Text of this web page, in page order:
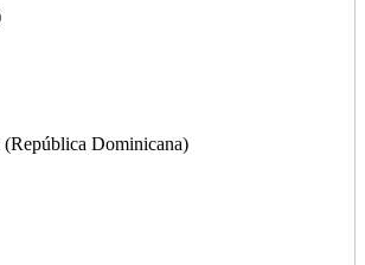
Dominicana)